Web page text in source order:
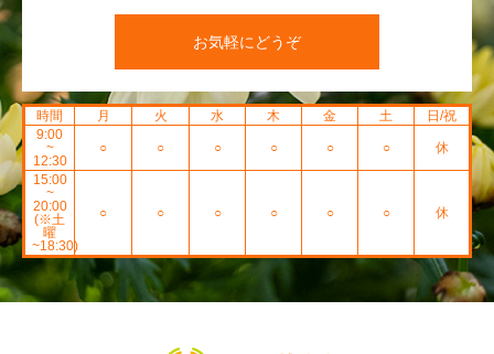
お気軽にどうぞ
時間 月 火 水 木 金 土
日/祝
9:00
~
12:30
○ ○ ○ ○ ○ ○ 休
15:00
~
20:00
(※土
曜
~18:30)
○ ○ ○ ○ ○ ○ 休